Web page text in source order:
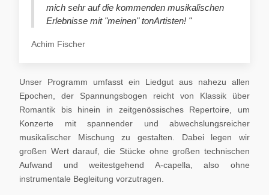
mich sehr auf die kommenden musikalischen
Erlebnisse mit "meinen" tonArtisten! "
Achim Fischer
Unser Programm umfasst ein Liedgut aus nahezu allen
Epochen, der Spannungsbogen reicht von Klassik über
Romantik bis hinein in zeitgenössisches Repertoire, um
Konzerte mit spannender und abwechslungsreicher
musikalischer Mischung zu gestalten. Dabei legen wir
großen Wert darauf, die Stücke ohne großen technischen
Aufwand und weitestgehend A-capella, also ohne
instrumentale Begleitung vorzutragen.